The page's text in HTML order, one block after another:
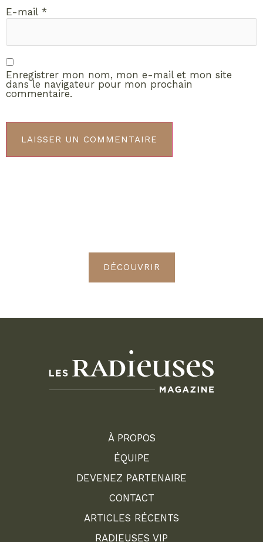
E-mail *
Enregistrer mon nom, mon e-mail et mon site
dans le navigateur pour mon prochain
commentaire.
DÉCOUVRIR
À PROPOS
ÉQUIPE
DEVENEZ PARTENAIRE
CONTACT
ARTICLES RÉCENTS
RADIEUSES VIP